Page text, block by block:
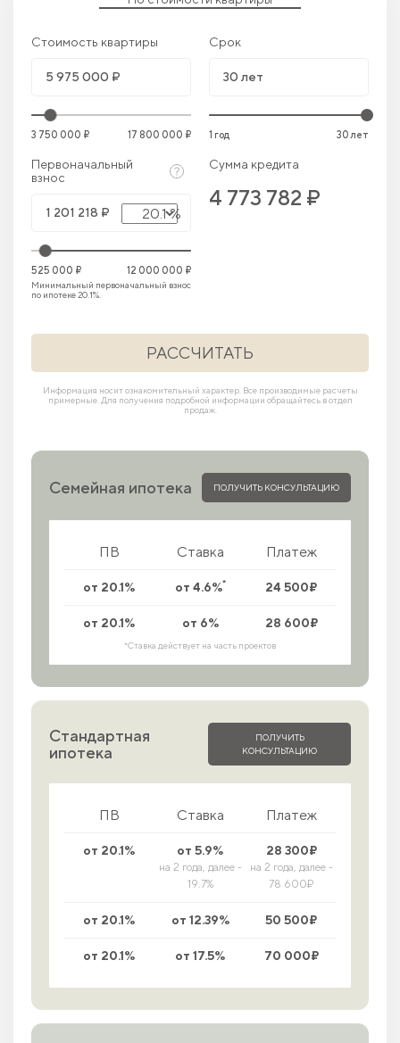
Стоимость квартиры
3 750 000 ₽ 17 800 000 ₽
Срок
1 год 30 лет
Первоначальный
взнос
20.1 %
525 000 ₽
12 000 000 ₽
Минимальный первоначальный взнос
по ипотеке 20.1%.
Сумма кредита
4 773 782 ₽
РАССЧИТАТЬ
Информация носит ознакомительный характер. Все производимые расчеты
примерные. Для получения подробной информации обращайтесь в отдел
продаж.
Семейная ипотека ПОЛУЧИТЬ КОНСУЛЬТАЦИЮ
ПВ Ставка Платеж
от 20.1% от 4.6%* 24 500₽
от 20.1% от 6% 28 600₽
*Ставка действует на часть проектов
Стандартная
ипотека
ПОЛУЧИТЬ
КОНСУЛЬТАЦИЮ
ПВ Ставка Платеж
от 20.1% от 5.9%
на 2 года, далее -
19.7%
28 300₽
на 2 года, далее -
78 600₽
от 20.1% от 12.39% 50 500₽
от 20.1% от 17.5% 70 000₽